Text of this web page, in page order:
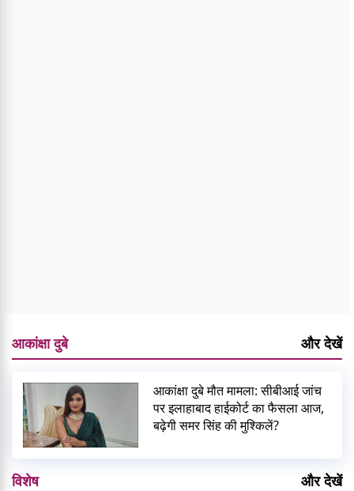
आकांक्षा दुबे और देखें
आकांक्षा दुबे मौत मामला: सीबीआई जांच
पर इलाहाबाद हाईकोर्ट का फैसला आज,
बढ़ेगी समर सिंह की मुश्किलें?
विशेष और देखें